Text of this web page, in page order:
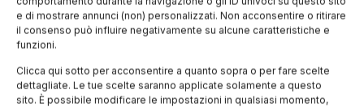
e di mostrare annunci (non) personalizzati. Non acconsentire o ritirare
il consenso può influire negativamente su alcune caratteristiche e
funzioni.
Clicca qui sotto per acconsentire a quanto sopra o per fare scelte
dettagliate. Le tue scelte saranno applicate solamente a questo
sito. È possibile modificare le impostazioni in qualsiasi momento,
soluzioni integrate softwaree diautomazione
industrialeche consentono di gestire e connettere in
modo più efficace l’intera filiera produttiva e volti alla
ottimizzazione dei processi di progettazione, sviluppo
e produzione, al retail, fino al consumatore finale.